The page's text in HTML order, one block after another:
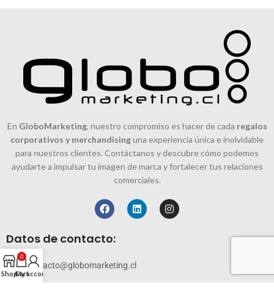
En GloboMarketing, nuestro compromiso es hacer de cada regalos
corporativos y merchandisinguna experiencia única e inolvidable
para nuestros clientes. Contáctanos y descubre cómo podemos
ayudarte a impulsar tu imagen de marca y fortalecer tus relaciones
comerciales.
Datos de contacto:
contacto@globomarketing.cl
Shop
0
Cart
My account